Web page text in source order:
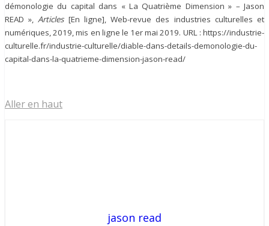
démonologie du capital dans « La Quatrième Dimension » – Jason
READ »,Articles[En ligne], Web-revue des industries culturelles et
numériques, 2019, mis en ligne le 1er mai 2019. URL : https://industrie-
culturelle.fr/industrie-culturelle/diable-dans-details-demonologie-du-
capital-dans-la-quatrieme-dimension-jason-read/
Aller en haut
jason read